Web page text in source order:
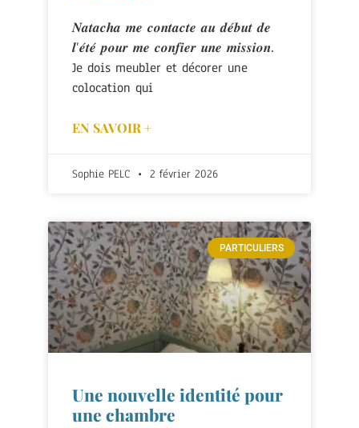
𝑵𝒂𝒕𝒂𝒄𝒉𝒂 𝒎𝒆 𝒄𝒐𝒏𝒕𝒂𝒄𝒕𝒆 𝒂𝒖 𝒅𝒆́𝒃𝒖𝒕 𝒅𝒆
𝒍’𝒆́𝒕𝒆́ 𝒑𝒐𝒖𝒓 𝒎𝒆 𝒄𝒐𝒏𝒇𝒊𝒆𝒓 𝒖𝒏𝒆 𝒎𝒊𝒔𝒔𝒊𝒐𝒏.
Je dois meubler et décorer une
colocation qui
EN SAVOIR +
Sophie PELC 2 février 2026
PARTICULIERS
Une nouvelle identité pour
une chambre